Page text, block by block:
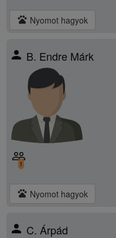
pets Nyomot hagyok
person B. Endre Márk
people_outline
1
pets Nyomot hagyok
person C. Árpád